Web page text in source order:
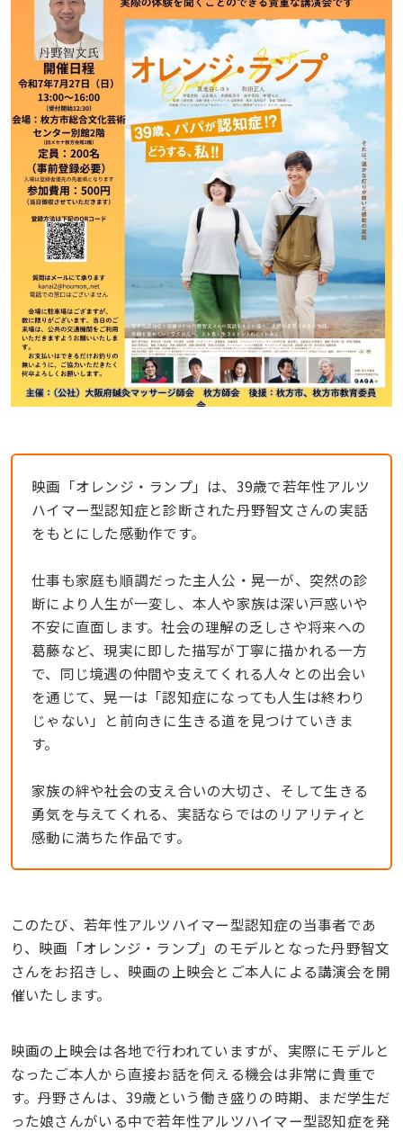
映画「オレンジ・ランプ」は、39歳で若年性アルツ
ハイマー型認知症と診断された丹野智文さんの実話
をもとにした感動作です。
仕事も家庭も順調だった主人公・晃一が、突然の診
断により人生が一変し、本人や家族は深い戸惑いや
不安に直面します。社会の理解の乏しさや将来への
葛藤など、現実に即した描写が丁寧に描かれる一方
で、同じ境遇の仲間や支えてくれる人々との出会い
を通じて、晃一は「認知症になっても人生は終わり
じゃない」と前向きに生きる道を見つけていきま
す。
家族の絆や社会の支え合いの大切さ、そして生きる
勇気を与えてくれる、実話ならではのリアリティと
感動に満ちた作品です。
このたび、若年性アルツハイマー型認知症の当事者であ
り、映画「オレンジ・ランプ」のモデルとなった丹野智文
さんをお招きし、映画の上映会とご本人による講演会を開
催いたします。
映画の上映会は各地で行われていますが、実際にモデルと
なったご本人から直接お話を伺える機会は非常に貴重で
す。丹野さんは、39歳という働き盛りの時期、まだ学生だ
った娘さんがいる中で若年性アルツハイマー型認知症を発